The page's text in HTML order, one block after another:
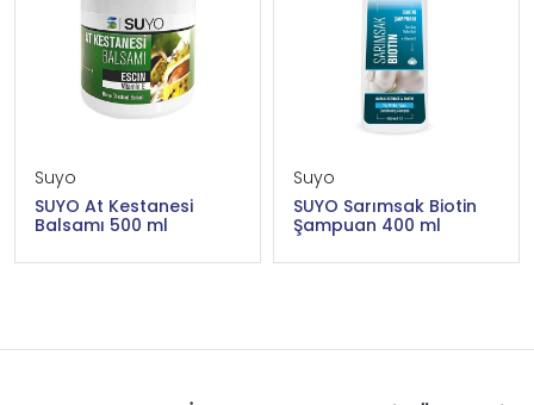
Suyo
SUYO At Kestanesi
Balsamı 500 ml
Suyo
SUYO Sarımsak Biotin
Şampuan 400 ml